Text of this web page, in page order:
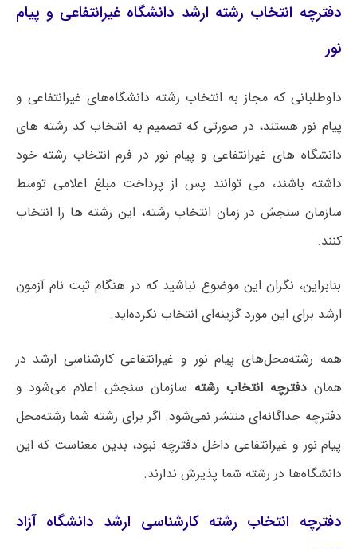
دفترچه انتخاب رشته ارشد دانشگاه غیرانتفاعی و پیام
نور
داوطلبانی که مجاز به انتخاب رشته دانشگاه‌های غیرانتفاعی و
پیام نور هستند، در صورتی که تصمیم به انتخاب کد رشته های
دانشگاه های غیرانتفاعی و پیام نور در فرم انتخاب رشته خود
داشته باشند، می توانند پس از پرداخت مبلغ اعلامی توسط
سازمان سنجش در زمان انتخاب رشته، این رشته ها را انتخاب
کنند.
بنابراین، نگران این موضوع نباشید که در هنگام ثبت نام آزمون
ارشد برای این مورد گزینه‌ای انتخاب نکرده‌اید.
همه رشته‌محل‌های پیام نور و غیرانتفاعی کارشناسی ارشد در
هماندفترچه انتخاب رشته سازمان سنجش اعلام می‌شود و
دفترچه جداگانه‌ای منتشر نمی‌شود. اگر برای رشته شما رشته‌محل
پیام نور و غیرانتفاعی داخل دفترچه نبود، بدین معناست که این
دانشگاه‌ها در رشته شما پذیرش ندارند.
دفترچه انتخاب رشته کارشناسی ارشد دانشگاه آزاد